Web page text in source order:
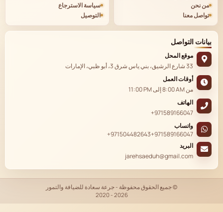
من نحن
تواصل معنا
سياسة الاسترجاع
التوصيل
بيانات التواصل
موقع المحل
33 شارع الرشيق، بني ياس شرق 3، أبو ظبي، الإمارات
أوقات العمل
من8:00 AMإلى11:00 PM
الهاتف
+971589166047
واتساب
+971589166047
+971504482643
البريد
jarehsaeduh@gmail.com
© جميع الحقوق محفوظة - جرعة سعادة للضيافة والتمور
2020 - 2026